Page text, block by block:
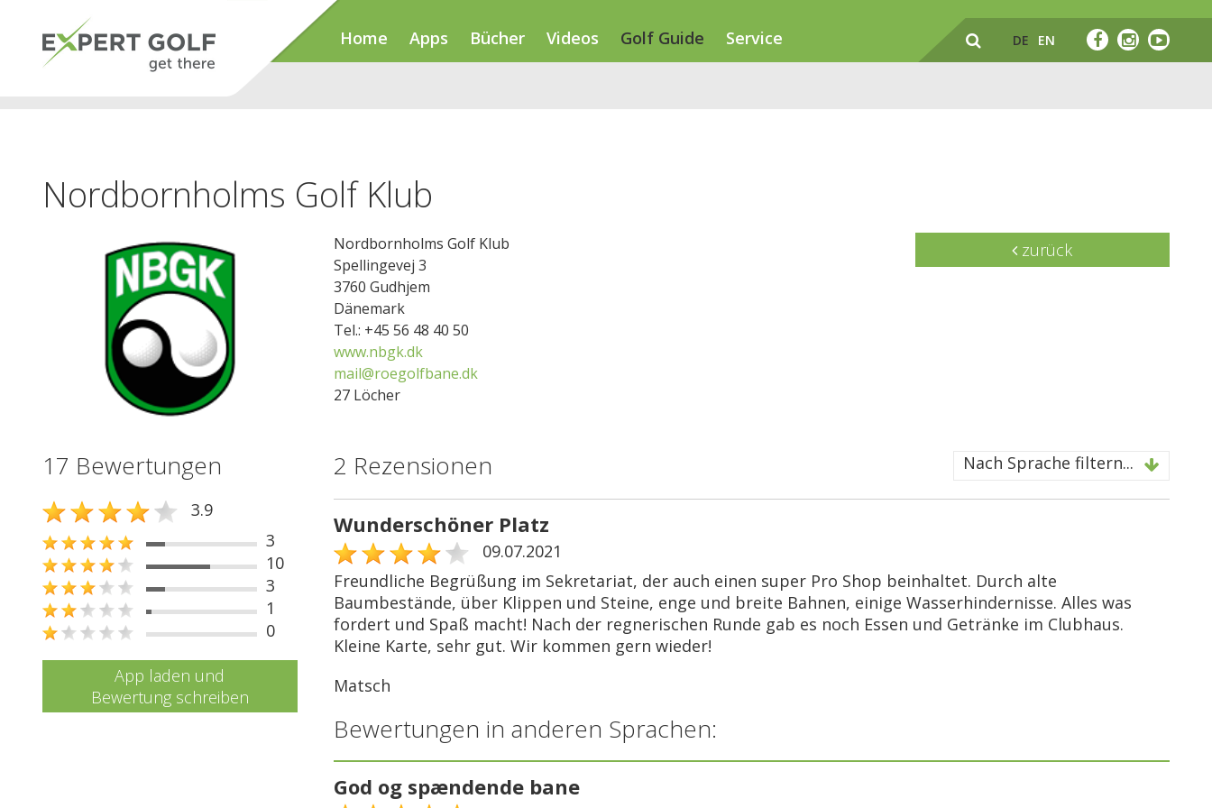
Home Apps Bücher Videos Golf Guide Service DE EN
Nordbornholms Golf Klub
Nordbornholms Golf Klub
Spellingevej 3
3760 Gudhjem
Dänemark
Tel.: +45 56 48 40 50
www.nbgk.dk
mail@roegolfbane.dk
27 Löcher
zurück
17 Bewertungen
3.9
3
10
3
1
0
App laden und
Bewertung schreiben
2 Rezensionen Nach Sprache filtern...
Wunderschöner Platz
09.07.2021
Freundliche Begrüßung im Sekretariat, der auch einen super Pro Shop beinhaltet. Durch alte
Baumbestände, über Klippen und Steine, enge und breite Bahnen, einige Wasserhindernisse. Alles was
fordert und Spaß macht! Nach der regnerischen Runde gab es noch Essen und Getränke im Clubhaus.
Kleine Karte, sehr gut. Wir kommen gern wieder!
Matsch
Bewertungen in anderen Sprachen:
God og spændende bane